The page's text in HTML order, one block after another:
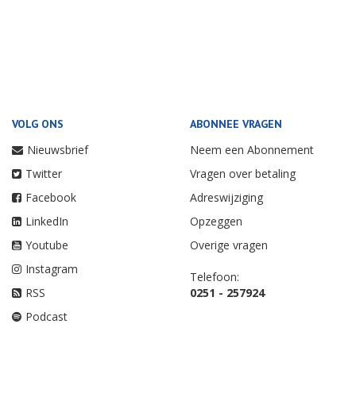
VOLG ONS
Nieuwsbrief
Twitter
Facebook
LinkedIn
Youtube
Instagram
RSS
Podcast
ABONNEE VRAGEN
Neem een Abonnement
Vragen over betaling
Adreswijziging
Opzeggen
Overige vragen
Telefoon:
0251 - 257924